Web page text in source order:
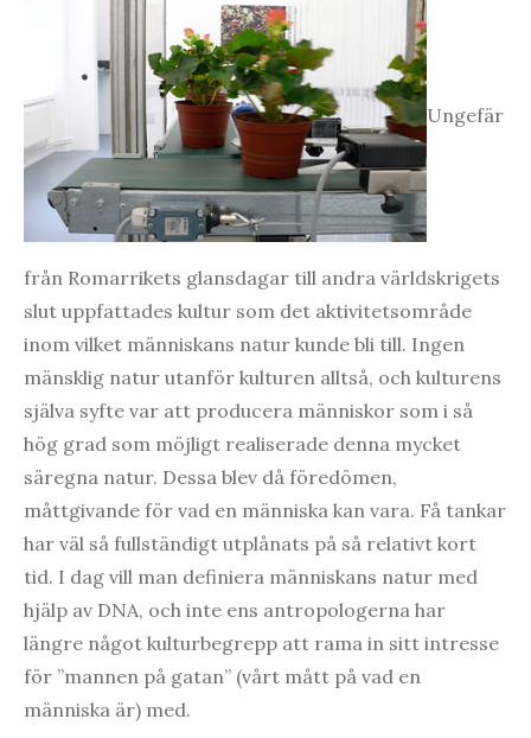
Ungefär
från Romarrikets glansdagar till andra världskrigets
slut uppfattades kultur som det aktivitetsområde
inom vilket människans natur kunde bli till. Ingen
mänsklig natur utanför kulturen alltså, och kulturens
själva syfte var att producera människor som i så
hög grad som möjligt realiserade denna mycket
säregna natur. Dessa blev då föredömen,
måttgivande för vad en människa kan vara. Få tankar
har väl så fullständigt utplånats på så relativt kort
tid. I dag vill man definiera människans natur med
hjälp av DNA, och inte ens antropologerna har
längre något kulturbegrepp att rama in sitt intresse
för ”mannen på gatan” (vårt mått på vad en
människa är) med.